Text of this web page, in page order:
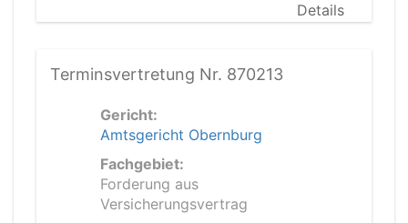
Details
Terminsvertretung Nr. 870213
Gericht:
Amtsgericht Obernburg
Fachgebiet:
Forderung aus
Versicherungsvertrag